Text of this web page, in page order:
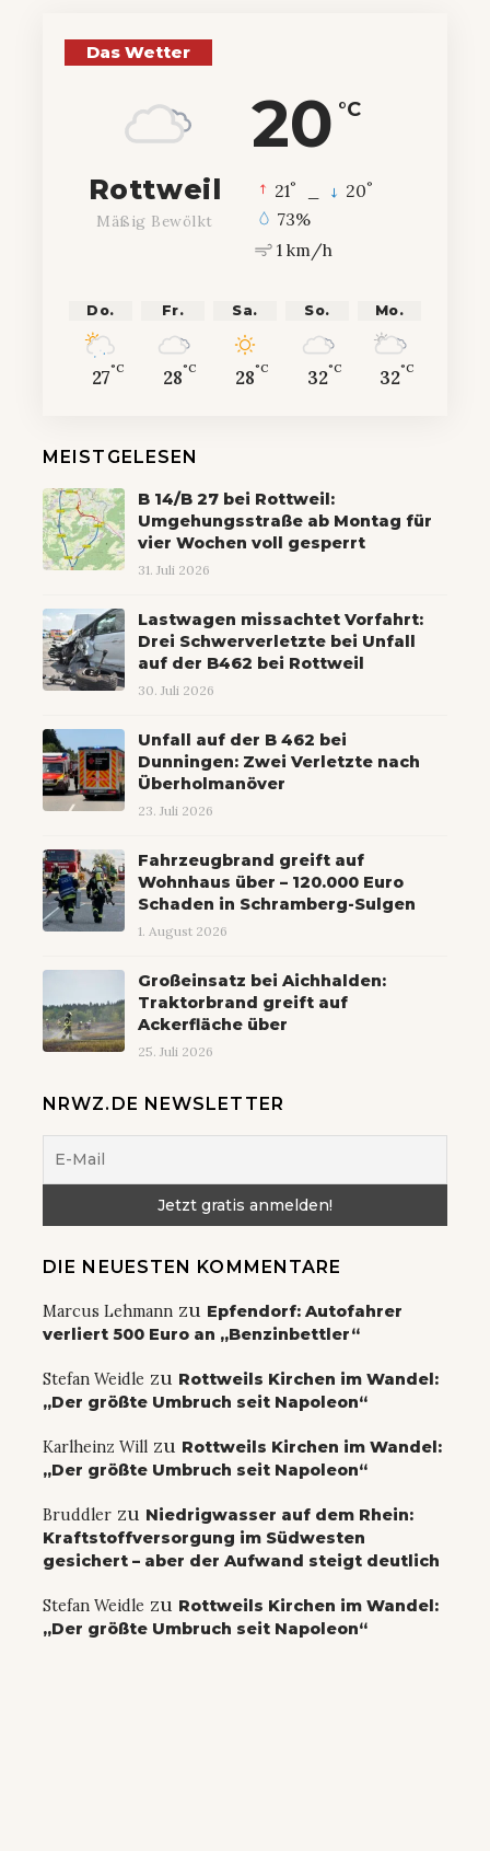
Das Wetter
20 °C
Rottweil
Mäßig Bewölkt
21° 20°
73%
1 km/h
Do.
27°C
Fr.
28°C
Sa.
28°C
So.
32°C
Mo.
32°C
MEISTGELESEN
B 14/B 27 bei Rottweil:
Umgehungsstraße ab Montag für
vier Wochen voll gesperrt
31. Juli 2026
Lastwagen missachtet Vorfahrt:
Drei Schwerverletzte bei Unfall
auf der B462 bei Rottweil
30. Juli 2026
Unfall auf der B 462 bei
Dunningen: Zwei Verletzte nach
Überholmanöver
23. Juli 2026
Fahrzeugbrand greift auf
Wohnhaus über – 120.000 Euro
Schaden in Schramberg-Sulgen
1. August 2026
Großeinsatz bei Aichhalden:
Traktorbrand greift auf
Ackerfläche über
25. Juli 2026
NRWZ.DE NEWSLETTER
DIE NEUESTEN KOMMENTARE
Marcus Lehmann zu Epfendorf: Autofahrer
verliert 500 Euro an „Benzinbettler“
Stefan Weidle zu Rottweils Kirchen im Wandel:
„Der größte Umbruch seit Napoleon“
Karlheinz Will zu Rottweils Kirchen im Wandel:
„Der größte Umbruch seit Napoleon“
Bruddler zu Niedrigwasser auf dem Rhein:
Kraftstoffversorgung im Südwesten
gesichert – aber der Aufwand steigt deutlich
Stefan Weidle zu Rottweils Kirchen im Wandel:
„Der größte Umbruch seit Napoleon“